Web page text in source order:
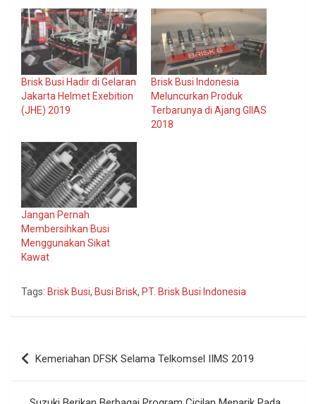
Brisk Busi Hadir di Gelaran
Jakarta Helmet Exebition
(JHE) 2019
Brisk Busi Indonesia
Meluncurkan Produk
Terbarunya di Ajang GIIAS
2018
Jangan Pernah
Membersihkan Busi
Menggunakan Sikat
Kawat
Tags: Brisk Busi, Busi Brisk, PT. Brisk Busi Indonesia
Navigasi
pos
Kemeriahan DFSK Selama Telkomsel IIMS 2019